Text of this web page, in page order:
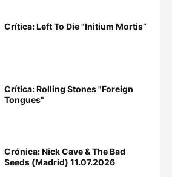
Crítica: Left To Die "Initium Mortis”
Crítica: Rolling Stones "Foreign
Tongues"
Crónica: Nick Cave & The Bad
Seeds (Madrid) 11.07.2026